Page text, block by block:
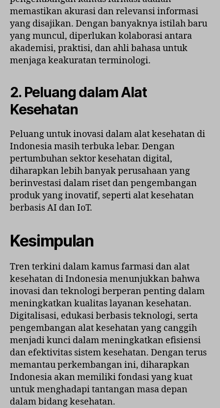
memastikan akurasi dan relevansi informasi
yang disajikan. Dengan banyaknya istilah baru
yang muncul, diperlukan kolaborasi antara
akademisi, praktisi, dan ahli bahasa untuk
menjaga keakuratan terminologi.
2. Peluang dalam Alat
Kesehatan
Peluang untuk inovasi dalam alat kesehatan di
Indonesia masih terbuka lebar. Dengan
pertumbuhan sektor kesehatan digital,
diharapkan lebih banyak perusahaan yang
berinvestasi dalam riset dan pengembangan
produk yang inovatif, seperti alat kesehatan
berbasis AI dan IoT.
Kesimpulan
Tren terkini dalam kamus farmasi dan alat
kesehatan di Indonesia menunjukkan bahwa
inovasi dan teknologi berperan penting dalam
meningkatkan kualitas layanan kesehatan.
Digitalisasi, edukasi berbasis teknologi, serta
pengembangan alat kesehatan yang canggih
menjadi kunci dalam meningkatkan efisiensi
dan efektivitas sistem kesehatan. Dengan terus
memantau perkembangan ini, diharapkan
Indonesia akan memiliki fondasi yang kuat
untuk menghadapi tantangan masa depan
dalam bidang kesehatan.